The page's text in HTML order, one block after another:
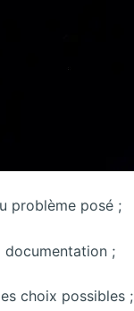
problème posé ;
documentation ;
choix possibles ;